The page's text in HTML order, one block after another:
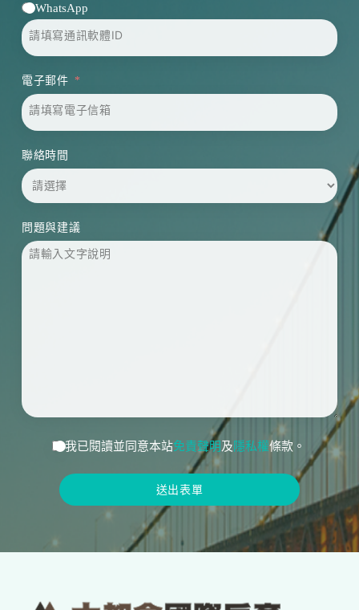
WhatsApp
電子郵件
聯絡時間
問題與建議
我已閱讀並同意本站免責聲明 及隱私權條款。
送出表單